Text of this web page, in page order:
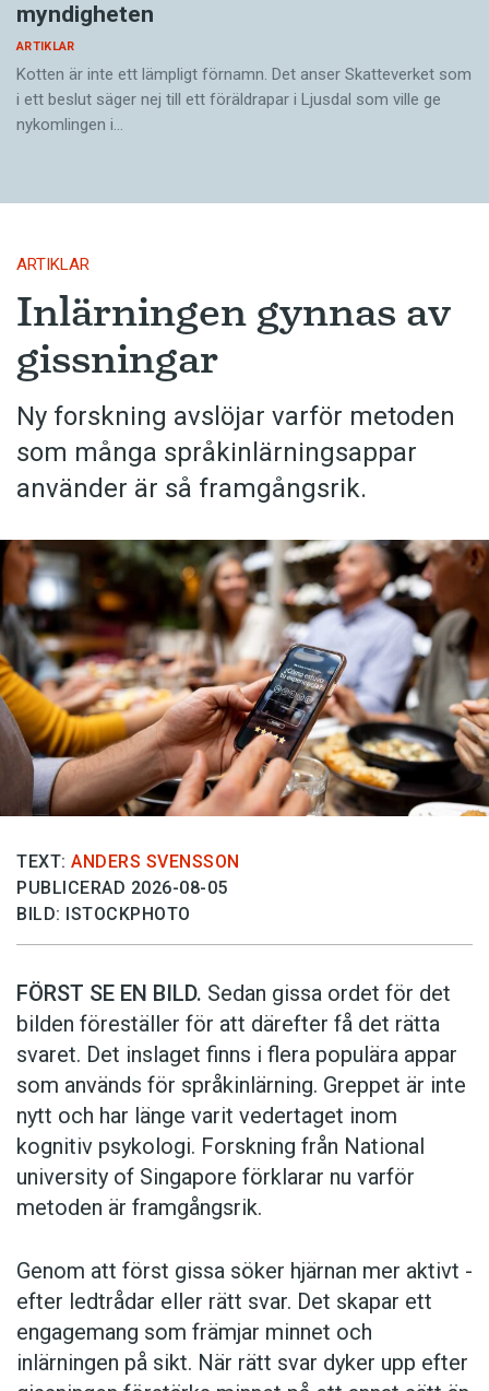
myndigheten
ARTIKLAR
Kotten är inte ett lämpligt förnamn. Det anser Skatte­verket som
i ett beslut säger nej till ett föräldra­par i Ljusdal som ville ge
nykomlingen i…
ARTIKLAR
Inlärningen gynnas av
gissningar
Ny forskning avslöjar varför metoden
som många språkinlärningsappar
använder är så framgångsrik.
TEXT: ANDERS SVENSSON
PUBLICERAD 2026-08-05
BILD: ISTOCKPHOTO
FÖRST SE EN BILD. Sedan gissa ordet för det
bilden föreställer för att därefter få det rätta
svaret. Det inslaget finns i flera populära appar
som används för språkinlärning. Greppet är inte
nytt och har länge varit vedertaget inom
kognitiv psykologi. Forskning från National
university of Singa­pore förklarar nu varför
metoden är framgångsrik.
Genom att först gissa ­söker hjärnan mer aktivt ­
efter ledtrådar eller rätt svar. Det skapar ett
engagemang som främjar minnet och
inlärningen på sikt. När rätt svar dyker upp efter